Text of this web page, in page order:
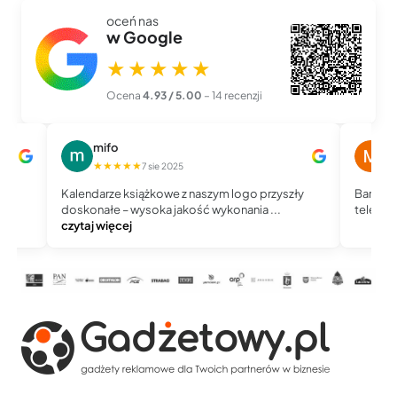
oceń nas
w Google
★★★★★
Ocena 4.93 / 5.00 – 14 recenzji
mifo
★★★★★7 sie 2025
Kalendarze książkowe z naszym logo przyszły
doskonałe – wysoka jakość wykonania ...
czytaj więcej
Bardzo